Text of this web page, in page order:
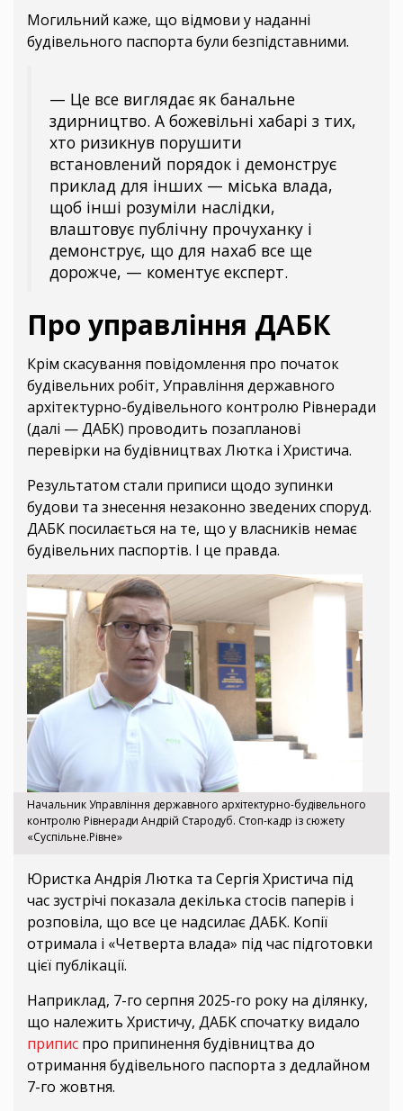
Могильний каже, що відмови у наданні
будівельного паспорта були безпідставними.
— Це все виглядає як банальне
здирництво. А божевільні хабарі з тих,
хто ризикнув порушити
встановлений порядок і демонструє
приклад для інших — міська влада,
щоб інші розуміли наслідки,
влаштовує публічну прочуханку і
демонструє, що для нахаб все ще
дорожче, — коментує експерт.
Про управління ДАБК
Крім скасування повідомлення про початок
будівельних робіт, Управління державного
архітектурно-будівельного контролю Рівнеради
(далі — ДАБК) проводить позапланові
перевірки на будівництвах Лютка і Христича.
Результатом стали приписи щодо зупинки
будови та знесення незаконно зведених споруд.
ДАБК посилається на те, що у власників немає
будівельних паспортів. І це правда.
Начальник Управління державного архітектурно-будівельного
контролю Рівнеради Андрій Стародуб. Стоп-кадр із сюжету
«Суспільне.Рівне»
Юристка Андрія Лютка та Сергія Христича під
час зустрічі показала декілька стосів паперів і
розповіла, що все це надсилає ДАБК. Копії
отримала і «Четверта влада» під час підготовки
цієї публікації.
Наприклад, 7-го серпня 2025-го року на ділянку,
що належить Христичу, ДАБК спочатку видало
припис про припинення будівництва до
отримання будівельного паспорта з дедлайном
7-го жовтня.